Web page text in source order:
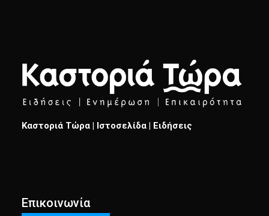
Καστοριά Τώρα | Ιστοσελίδα | Ειδήσεις
Επικοινωνία